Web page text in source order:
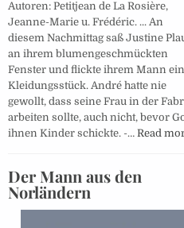
Autoren: Petitjean de La Rosière,
Jeanne-Marie u. Frédéric. ... An
diesem Nachmittag saß Justine
an ihrem blumengeschmückten
Fenster und flickte ihrem Mann ein
Kleidungsstück. André hatte nie
gewollt, dass seine Frau in der
arbeiten sollte, auch nicht, bevor
ihnen Kinder schickte. -… Read
Der Mann aus den
Norländern